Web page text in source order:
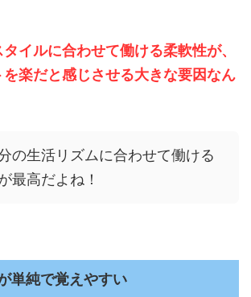
イルに合わせて働ける柔軟性が、
を楽だと感じさせる大きな要因なん
の生活リズムに合わせて働ける
最高だよね！
純で覚えやすい